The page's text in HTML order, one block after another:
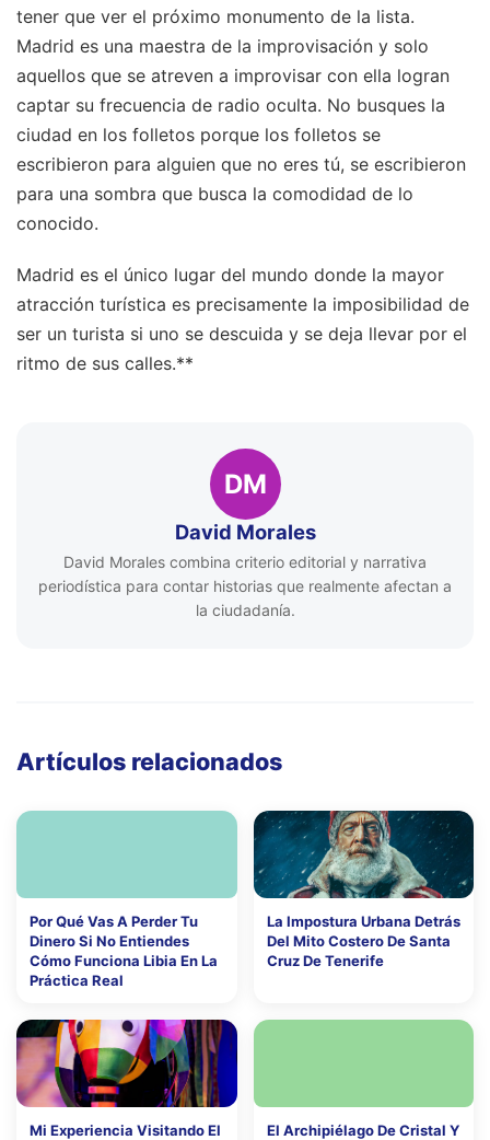
tener que ver el próximo monumento de la lista.
Madrid es una maestra de la improvisación y solo
aquellos que se atreven a improvisar con ella logran
captar su frecuencia de radio oculta. No busques la
ciudad en los folletos porque los folletos se
escribieron para alguien que no eres tú, se escribieron
para una sombra que busca la comodidad de lo
conocido.
Madrid es el único lugar del mundo donde la mayor
atracción turística es precisamente la imposibilidad de
ser un turista si uno se descuida y se deja llevar por el
ritmo de sus calles.**
DM
David Morales
David Morales combina criterio editorial y narrativa
periodística para contar historias que realmente afectan a
la ciudadanía.
Artículos relacionados
Por Qué Vas A Perder Tu
Dinero Si No Entiendes
Cómo Funciona Libia En La
Práctica Real
La Impostura Urbana Detrás
Del Mito Costero De Santa
Cruz De Tenerife
Mi Experiencia Visitando El El Archipiélago De Cristal Y